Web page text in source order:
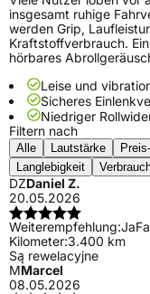
insgesamt ruhige
werden Grip,
Kraftstoffverbrauch.
hörbares
Leise und
Sicheres
Niedriger
Filtern nach
Alle Lautstärke
Langlebigkeit
DZDaniel Z.
20.05.2026
Weiterempfehlung:Ja
Kilometer:3.400 km
Są rewelacyjne
MMarcel
08.05.2026